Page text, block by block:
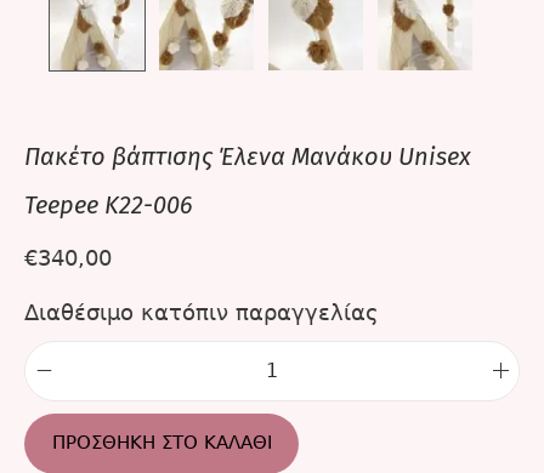
Πακέτο βάπτισης Έλενα Μανάκου Unisex
Teepee K22-006
€340,00
Διαθέσιμο κατόπιν παραγγελίας
ΠΡΟΣΘΉΚΗ ΣΤΟ ΚΑΛΆΘΙ